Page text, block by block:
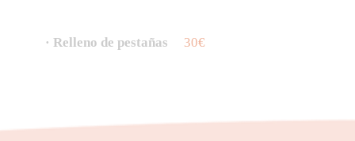
· Relleno de pestañas 30€